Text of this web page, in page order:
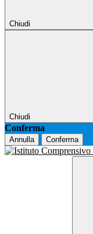
Chiudi
Chiudi
Conferma
Annulla Conferma